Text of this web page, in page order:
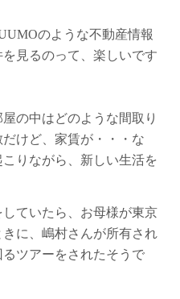
のような不動産情報
見るのって、楽しいです
の中はどのような間取り
けど、家賃が・・・な
りながら、新しい生活を
ていたら、お母様が東京
に、嶋村さんが所有され
ツアーをされたそうで